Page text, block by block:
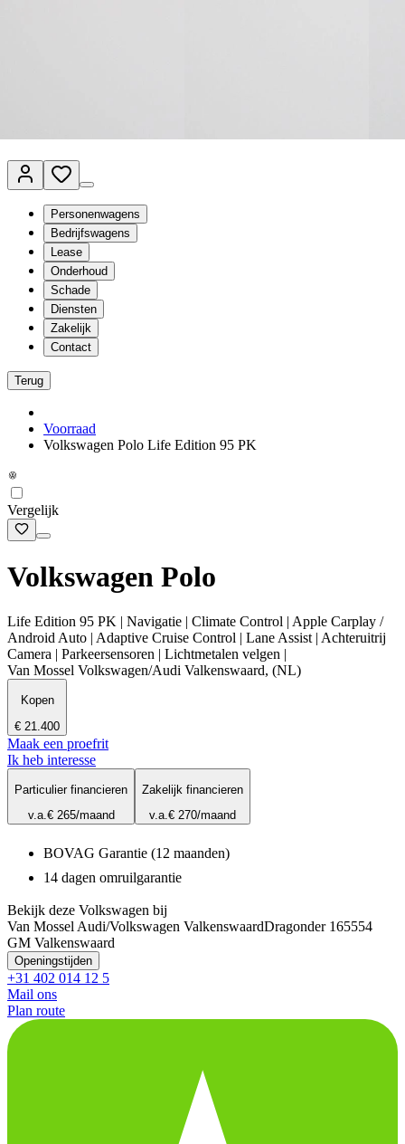
Personenwagens
Bedrijfswagens
Lease
Onderhoud
Schade
Diensten
Zakelijk
Contact
Terug
Voorraad
Volkswagen Polo Life Edition 95 PK
Vergelijk
Volkswagen Polo
Life Edition 95 PK | Navigatie | Climate Control | Apple Carplay /
Android Auto | Adaptive Cruise Control | Lane Assist | Achteruitrij
Camera | Parkeersensoren | Lichtmetalen velgen |
Van Mossel Volkswagen/Audi Valkenswaard, (NL)
Kopen
€ 21.400
Maak een proefrit
Ik heb interesse
Particulier financieren
v.a.€ 265/maand
Zakelijk financieren
v.a.€ 270/maand
BOVAG Garantie (12 maanden)
14 dagen omruilgarantie
Bekijk deze Volkswagen bij
Van Mossel Audi/Volkswagen ValkenswaardDragonder 165554
GM Valkenswaard
Openingstijden
+31 402 014 12 5
Mail ons
Plan route